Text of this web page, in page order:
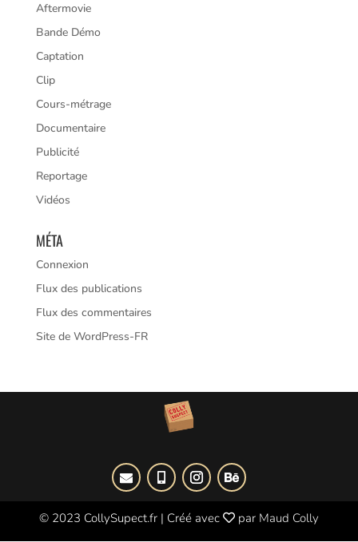
Aftermovie
Bande Démo
Captation
Clip
Cours-métrage
Documentaire
Publicité
Reportage
Vidéos
MÉTA
Connexion
Flux des publications
Flux des commentaires
Site de WordPress-FR
© 2023 CollySupect.fr | Créé avec par Maud Colly